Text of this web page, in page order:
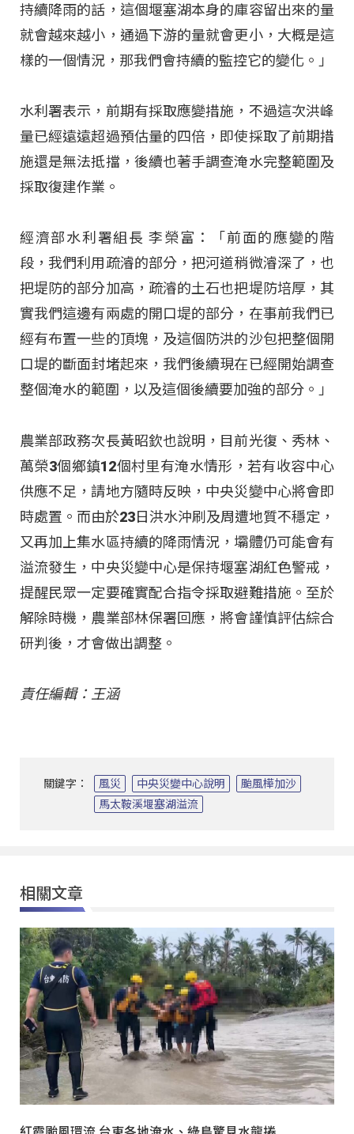
持續降雨的話，這個堰塞湖本身的庫容留出來的量
就會越來越小，通過下游的量就會更小，大概是這
樣的一個情況，那我們會持續的監控它的變化。」
水利署表示，前期有採取應變措施，不過這次洪峰
量已經遠遠超過預估量的四倍，即使採取了前期措
施還是無法抵擋，後續也著手調查淹水完整範圍及
採取復建作業。
經濟部水利署組長 李榮富：「前面的應變的階
段，我們利用疏濬的部分，把河道稍微濬深了，也
把堤防的部分加高，疏濬的土石也把堤防培厚，其
實我們這邊有兩處的開口堤的部分，在事前我們已
經有布置一些的頂塊，及這個防洪的沙包把整個開
口堤的斷面封堵起來，我們後續現在已經開始調查
整個淹水的範圍，以及這個後續要加強的部分。」
農業部政務次長黃昭欽也說明，目前光復、秀林、
萬榮3個鄉鎮12個村里有淹水情形，若有收容中心
供應不足，請地方隨時反映，中央災變中心將會即
時處置。而由於23日洪水沖刷及周遭地質不穩定，
又再加上集水區持續的降雨情況，壩體仍可能會有
溢流發生，中央災變中心是保持堰塞湖紅色警戒，
提醒民眾一定要確實配合指令採取避難措施。至於
解除時機，農業部林保署回應，將會謹慎評估綜合
研判後，才會做出調整。
責任編輯：王涵
關鍵字： 風災 中央災變中心說明
颱風樺加沙
馬太鞍溪堰塞湖溢流
相關文章